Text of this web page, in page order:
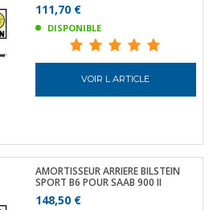
111,70 €
DISPONIBLE
VOIR L ARTICLE
AMORTISSEUR ARRIERE BILSTEIN
SPORT B6 POUR SAAB 900 II
148,50 €